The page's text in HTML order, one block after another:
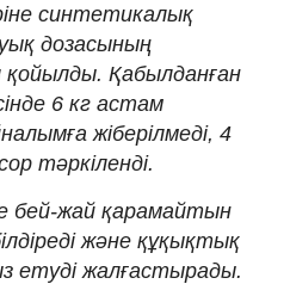
синтетикалық
дозасының
Қабылданған
6 кг астам
жіберілмеді, 4
тәркіленді.
бей-жай қарамайтын
және құқықтық
етуді жалғастырады.